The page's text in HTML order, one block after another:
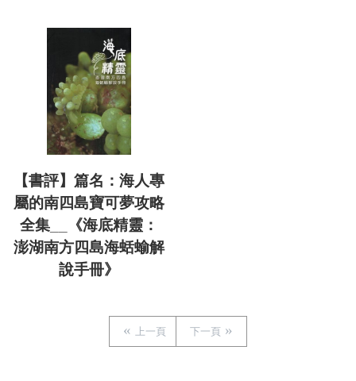
【書評】篇名：海人專
屬的南四島寶可夢攻略
全集__《海底精靈：
澎湖南方四島海蛞蝓解
說手冊》
上一頁 下一頁